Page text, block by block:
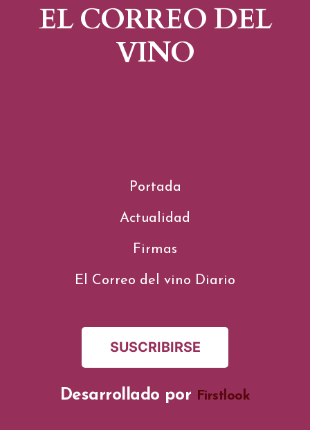
EL CORREO DEL
VINO
Portada
Actualidad
Firmas
El Correo del vino Diario
SUSCRIBIRSE
Desarrollado por Firstlook